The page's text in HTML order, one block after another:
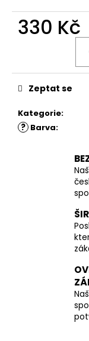
330 Kč
Kategorie:
? Barva:
Zeptat se